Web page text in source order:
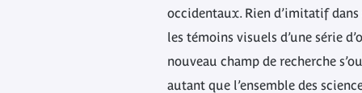
occidentaux. Rien d’imitatif
les témoins visuels d’une série
nouveau champ de recherche
autant que l’ensemble des